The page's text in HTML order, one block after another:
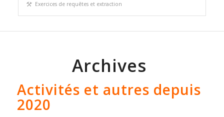
Exercices de requêtes et extraction
Archives
Activités et autres depuis
2020